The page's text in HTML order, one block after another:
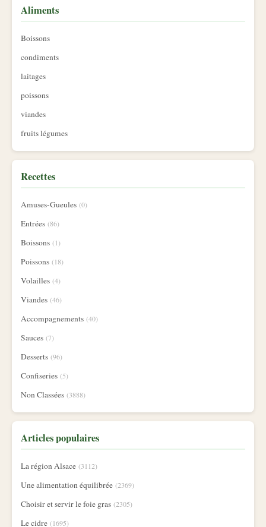
Aliments
Boissons
condiments
laitages
poissons
viandes
fruits légumes
Recettes
Amuses-Gueules (0)
Entrées (86)
Boissons (1)
Poissons (18)
Volailles (4)
Viandes (46)
Accompagnements (40)
Sauces (7)
Desserts (96)
Confiseries (5)
Non Classées (3888)
Articles populaires
La région Alsace (3112)
Une alimentation équilibrée (2369)
Choisir et servir le foie gras (2305)
Le cidre (1695)